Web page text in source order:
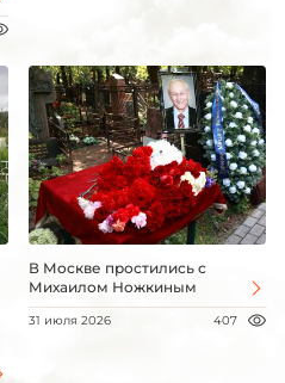
В Москве простились с
Михаилом Ножкиным
31 июля 2026 407